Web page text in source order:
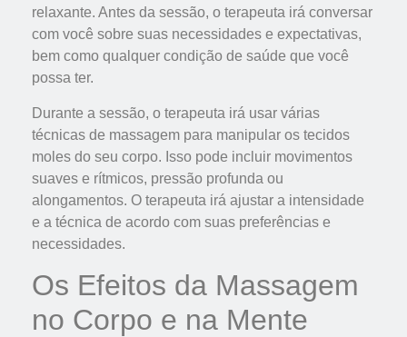
relaxante. Antes da sessão, o terapeuta irá conversar
com você sobre suas necessidades e expectativas,
bem como qualquer condição de saúde que você
possa ter.
Durante a sessão, o terapeuta irá usar várias
técnicas de massagem para manipular os tecidos
moles do seu corpo. Isso pode incluir movimentos
suaves e rítmicos, pressão profunda ou
alongamentos. O terapeuta irá ajustar a intensidade
e a técnica de acordo com suas preferências e
necessidades.
Os Efeitos da Massagem
no Corpo e na Mente